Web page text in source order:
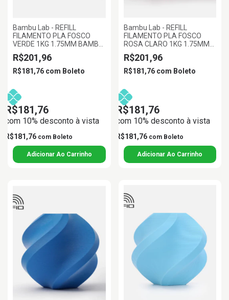
Bambu Lab - REFILL
FILAMENTO PLA FOSCO
VERDE 1KG 1.75MM BAMBU
LAB
R$201,96
R$181,76 com Boleto
R$181,76
com 10% desconto à vista
R$181,76 com Boleto
Bambu Lab - REFILL
FILAMENTO PLA FOSCO
ROSA CLARO 1KG 1.75MM
BAMBU LAB
R$201,96
R$181,76 com Boleto
R$181,76
com 10% desconto à vista
R$181,76 com Boleto